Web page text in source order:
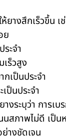
ยางสึกเร็วขึ้น เ
ย
ะจำ
เร็วสูง
เป็นประจำ
ป็นประจำ
ระบุว่า การเบ
นสภาพไม่ดี เป็น
างชัดเจน